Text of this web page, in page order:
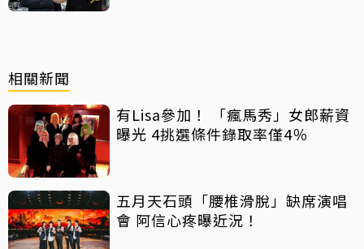
相關新聞
有Lisa參加！ 「瘋馬秀」女郎薪資
曝光 4挑選條件錄取率僅4％
五月天石頭「腰椎滑脫」缺席演唱
會 阿信心疼曝近況！